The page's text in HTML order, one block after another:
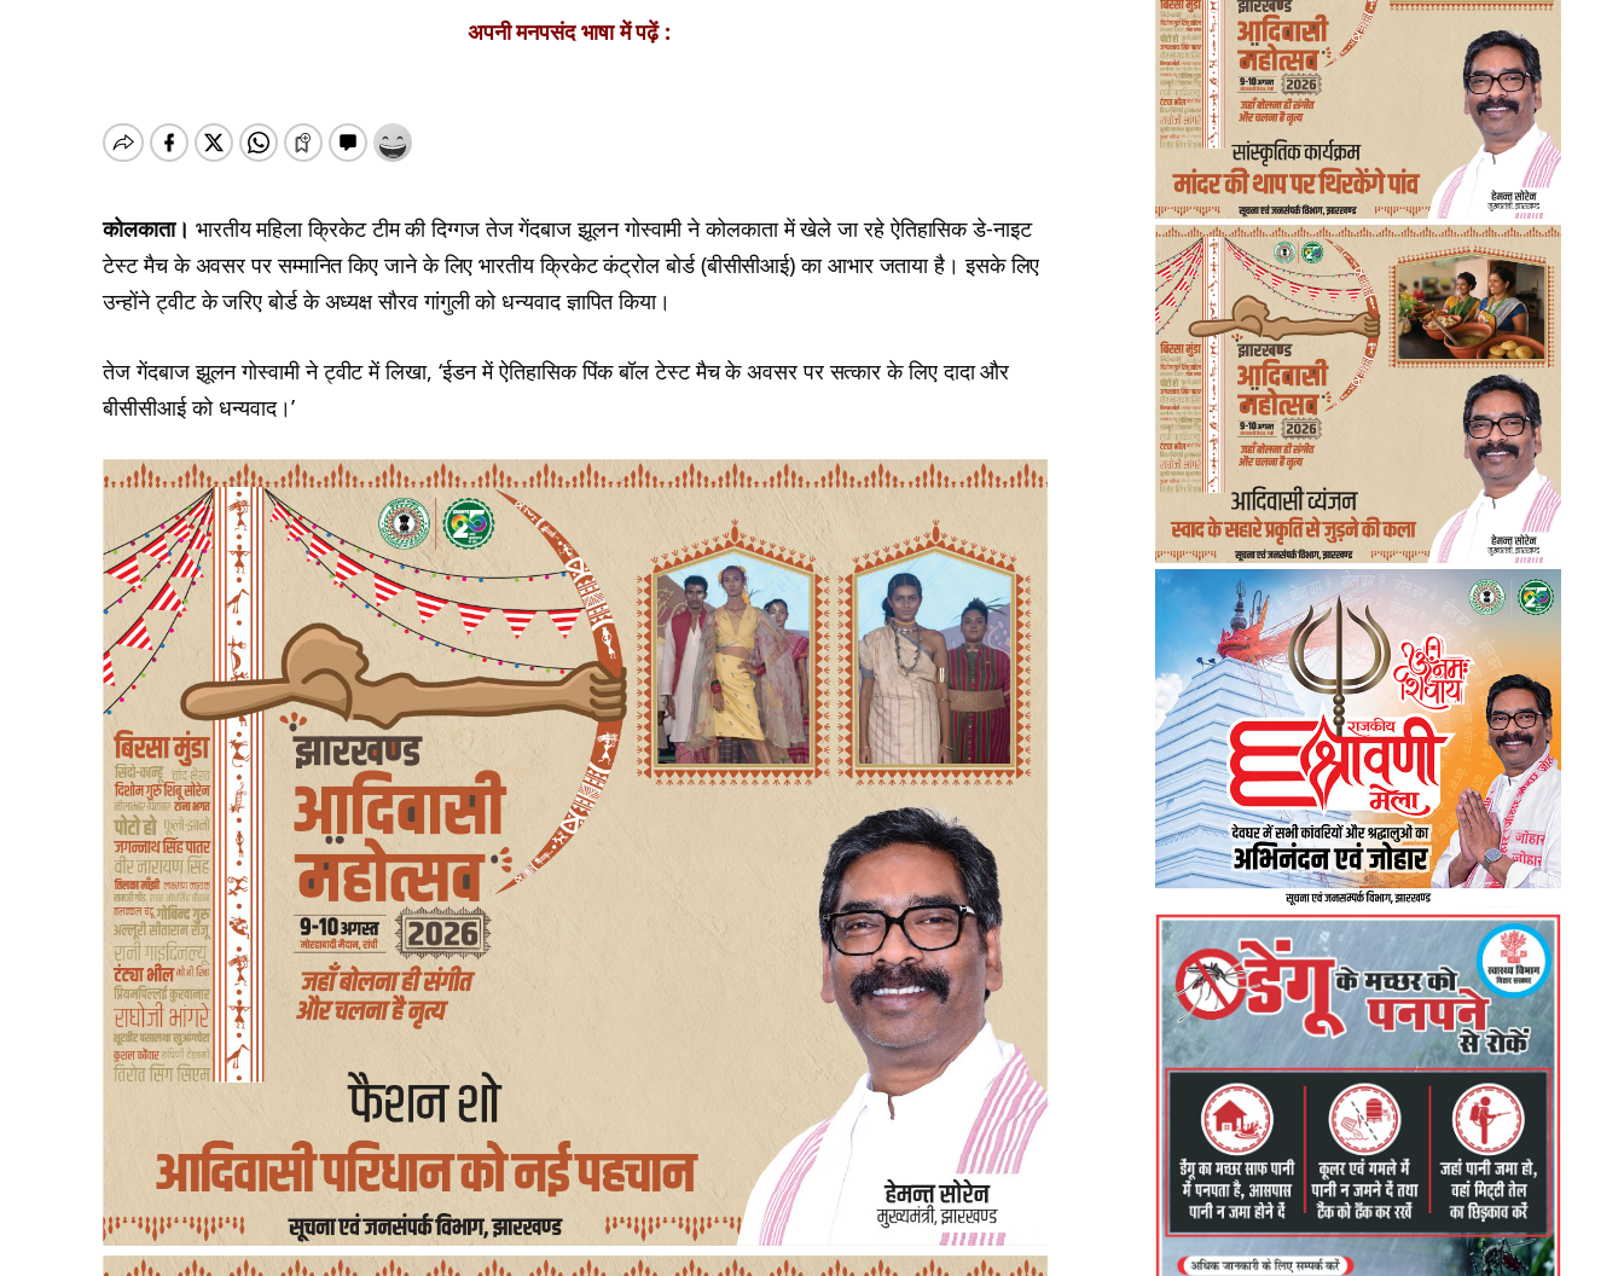
अपनी मनपसंद भाषा में पढ़ें :
कोलकाता। भारतीय महिला क्रिकेट टीम की दिग्गज तेज गेंदबाज झूलन गोस्वामी ने कोलकाता में खेले जा रहे ऐतिहासिक डे-नाइट
टेस्ट मैच के अवसर पर सम्मानित किए जाने के लिए भारतीय क्रिकेट कंट्रोल बोर्ड (बीसीसीआई) का आभार जताया है। इसके लिए
उन्होंने ट्वीट के जरिए बोर्ड के अध्यक्ष सौरव गांगुली को धन्यवाद ज्ञापित किया।
तेज गेंदबाज झूलन गोस्वामी ने ट्वीट में लिखा, ‘ईडन में ऐतिहासिक पिंक बॉल टेस्ट मैच के अवसर पर सत्कार के लिए दादा और
बीसीसीआई को धन्यवाद।’